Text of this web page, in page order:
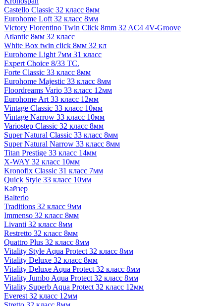
Castello Classic 32 класс 8мм
Eurohome Loft 32 класс 8мм
Victory Fiorentino Twin Click 8mm 32 AC4 4V-Groove
Atlantic 8мм 32 класс
White Box twin click 8мм 32 кл
Eurohome Light 7мм 31 класс
Expert Choice 8/33 TC.
Forte Classic 33 класс 8мм
Eurohome Majestic 33 класс 8мм
Floordreams Vario 33 класс 12мм
Eurohome Art 33 класс 12мм
Vintage Classic 33 класс 10мм
Vintage Narrow 33 класс 10мм
Variostep Classic 32 класс 8мм
Super Natural Classic 33 класс 8мм
Super Natural Narrow 33 класс 8мм
Titan Prestige 33 класс 14мм
X-WAY 32 класс 10мм
Kronofix Classic 31 класс 7мм
Quick Style 33 класс 10мм
Кайзер
Balterio
Traditions 32 класс 9мм
Immenso 32 класс 8мм
Livanti 32 класс 8мм
Restretto 32 класс 8мм
Quattro Plus 32 класс 8мм
Vitality Style Aqua Protect 32 класс 8мм
Vitality Deluxe 32 класс 8мм
Vitality Deluxe Aqua Protect 32 класс 8мм
Vitality Jumbo Aqua Protect 32 класс 8мм
Vitality Superb Aqua Protect 32 класс 12мм
Everest 32 класс 12мм